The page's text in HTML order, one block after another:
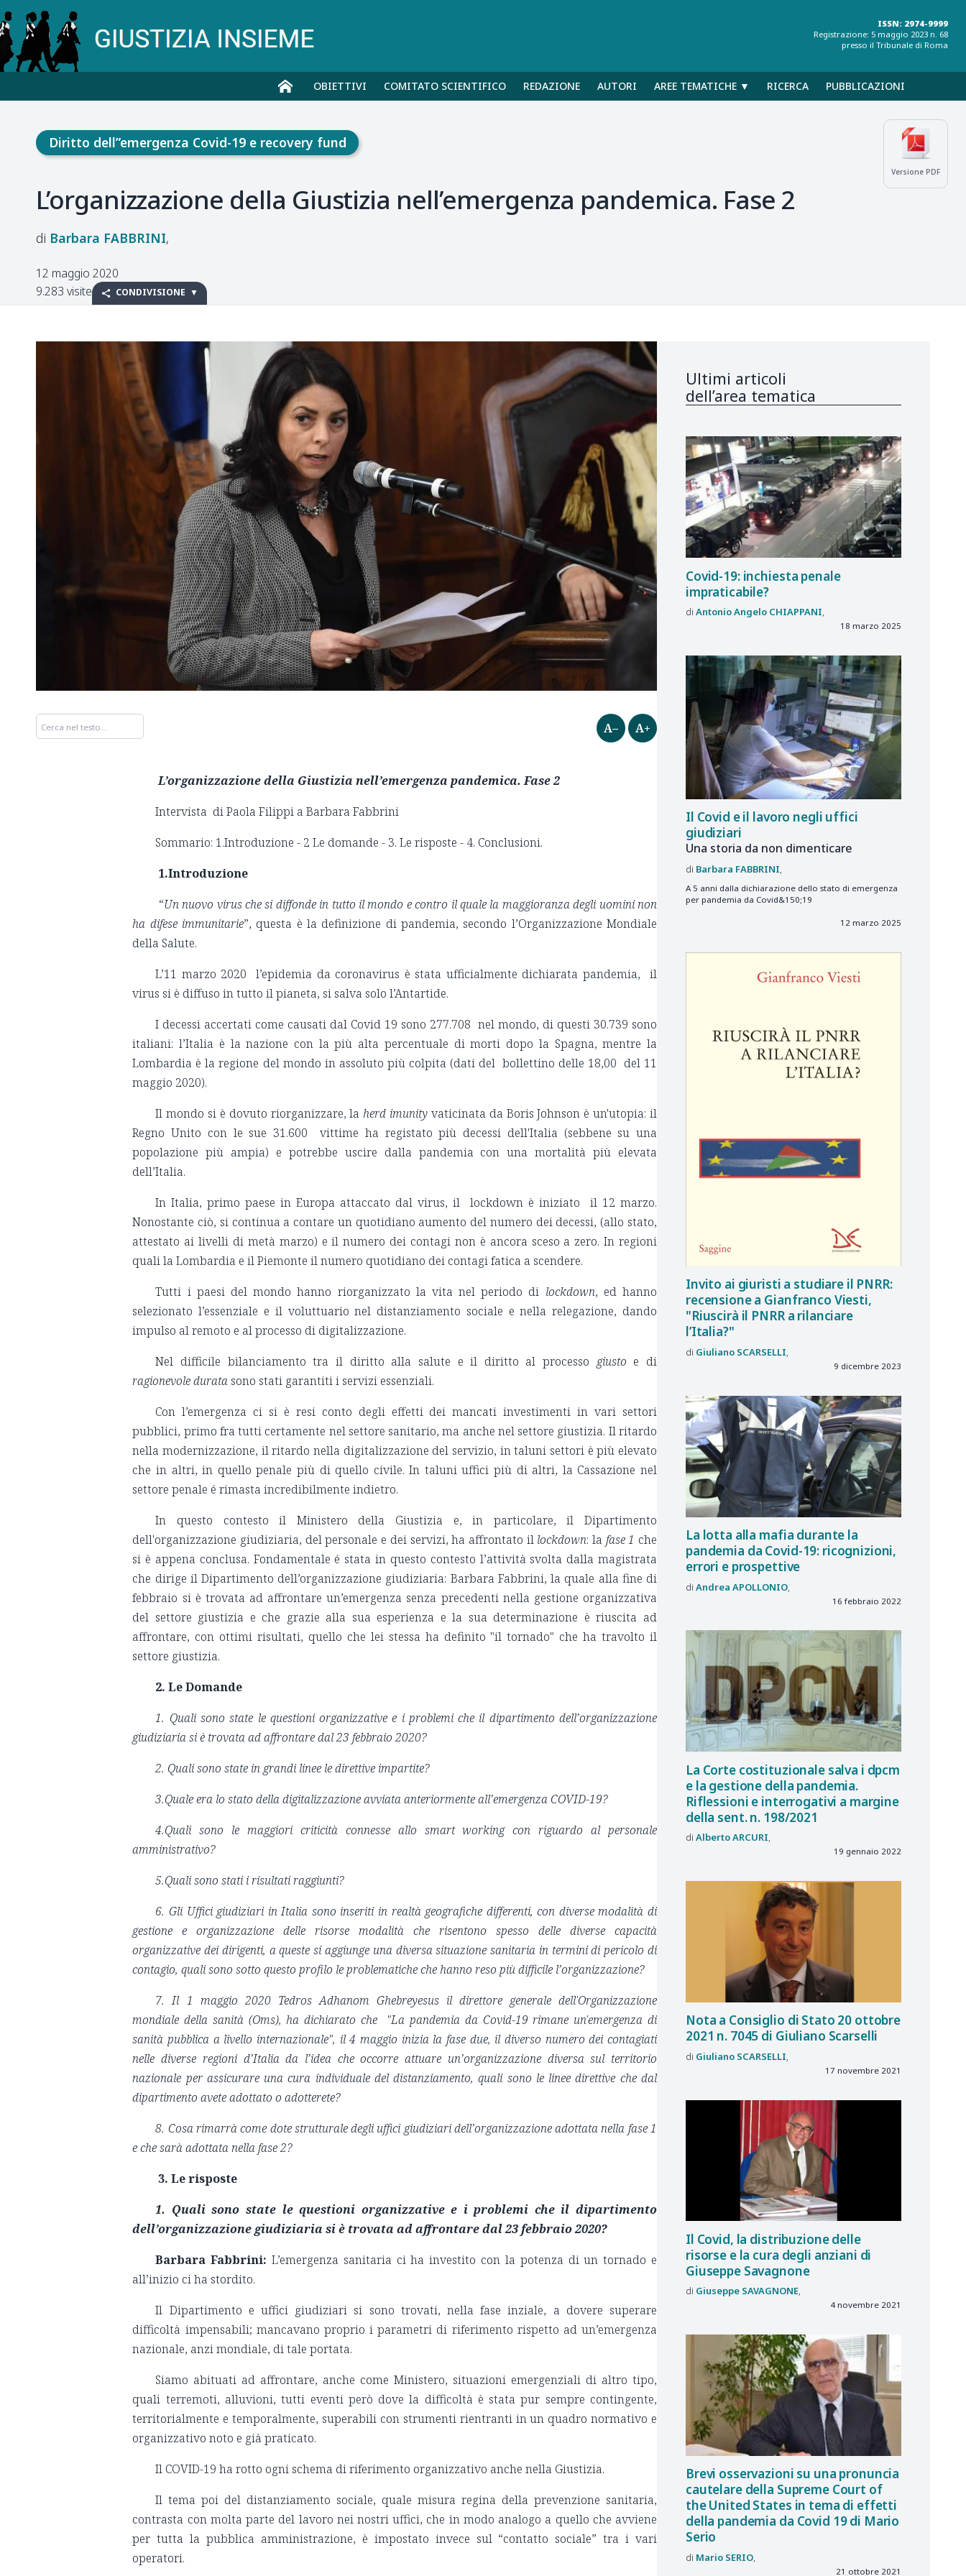
ISSN: 2974-9999
Registrazione: 5 maggio 2023 n. 68
presso il Tribunale di Roma
OBIETTIVI COMITATO SCIENTIFICO REDAZIONE AUTORI AREE TEMATICHE ▼ RICERCA PUBBLICAZIONI
Versione PDF
Diritto dell”emergenza Covid-19 e recovery fund
L’organizzazione della Giustizia nell’emergenza pandemica. Fase 2
Barbara FABBRINI
12 maggio 2020
9.283 visite
CONDIVISIONE
A– A+
L’organizzazione della Giustizia nell’emergenza pandemica. Fase 2
Intervista di Paola Filippi a Barbara Fabbrini
Sommario: 1.Introduzione - 2 Le domande - 3. Le risposte - 4. Conclusioni.
1.Introduzione
“Un nuovo virus che si diffonde in tutto il mondo e contro il quale la maggioranza degli uomini non
ha difese immunitarie”, questa è la definizione di pandemia, secondo l’Organizzazione Mondiale
della Salute.
L’11 marzo 2020 l’epidemia da coronavirus è stata ufficialmente dichiarata pandemia, il
virus si è diffuso in tutto il pianeta, si salva solo l’Antartide.
I decessi accertati come causati dal Covid 19 sono 277.708 nel mondo, di questi 30.739 sono
italiani: l’Italia è la nazione con la più alta percentuale di morti dopo la Spagna, mentre la
Lombardia è la regione del mondo in assoluto più colpita (dati del bollettino delle 18,00 del 11
maggio 2020).
Il mondo si è dovuto riorganizzare, laherd imunity vaticinata da Boris Johnson è un'utopia: il
Regno Unito con le sue 31.600 vittime ha registato più decessi dell'Italia (sebbene su una
popolazione più ampia) e potrebbe uscire dalla pandemia con una mortalità più elevata
dell’Italia.
In Italia, primo paese in Europa attaccato dal virus, il lockdown è iniziato il 12 marzo.
Nonostante ciò, si continua a contare un quotidiano aumento del numero dei decessi, (allo stato,
attestato ai livelli di metà marzo) e il numero dei contagi non è ancora sceso a zero. In regioni
quali la Lombardia e il Piemonte il numero quotidiano dei contagi fatica a scendere.
Tutti i paesi del mondo hanno riorganizzato la vita nel periodo di lockdown, ed hanno
selezionato l’essenziale e il voluttuario nel distanziamento sociale e nella relegazione, dando
impulso al remoto e al processo di digitalizzazione.
Nel difficile bilanciamento tra il diritto alla salute e il diritto al processo giusto e di
ragionevole durata sono stati garantiti i servizi essenziali.
Con l’emergenza ci si è resi conto degli effetti dei mancati investimenti in vari settori
pubblici, primo fra tutti certamente nel settore sanitario, ma anche nel settore giustizia. Il ritardo
nella modernizzazione, il ritardo nella digitalizzazione del servizio, in taluni settori è più elevato
che in altri, in quello penale più di quello civile. In taluni uffici più di altri, la Cassazione nel
settore penale é rimasta incredibilmente indietro.
In questo contesto il Ministero della Giustizia e, in particolare, il Dipartimento
dell'organizzazione giudiziaria, del personale e dei servizi, ha affrontato il lockdown: la fase 1 che
si è appena conclusa. Fondamentale é stata in questo contesto l’attività svolta dalla magistrata
che dirige il Dipartimento dell’organizzazione giudiziaria: Barbara Fabbrini, la quale alla fine di
febbraio si è trovata ad affrontare un’emergenza senza precedenti nella gestione organizzativa
del settore giustizia e che grazie alla sua esperienza e la sua determinazione è riuscita ad
affrontare, con ottimi risultati, quello che lei stessa ha definito "il tornado" che ha travolto il
settore giustizia.
2. Le Domande
1. Quali sono state le questioni organizzative e i problemi che il dipartimento dell’organizzazione
giudiziaria si è trovata ad affrontare dal 23 febbraio 2020?
2. Quali sono state in grandi linee le direttive impartite?
3.Quale era lo stato della digitalizzazione avviata anteriormente all’emergenza COVID-19?
4.Quali sono le maggiori criticità connesse allo smart working con riguardo al personale
amministrativo?
5.Quali sono stati i risultati raggiunti?
6. Gli Uffici giudiziari in Italia sono inseriti in realtà geografiche differenti, con diverse modalità di
gestione e organizzazione delle risorse modalità che risentono spesso delle diverse capacità
organizzative dei dirigenti, a queste si aggiunge una diversa situazione sanitaria in termini di pericolo di
contagio, quali sono sotto questo profilo le problematiche che hanno reso più difficile l’organizzazione?
7. Il 1 maggio 2020 Tedros Adhanom Ghebreyesus il direttore generale dell'Organizzazione
mondiale della sanità (Oms), ha dichiarato che "La pandemia da Covid-19 rimane un'emergenza di
sanità pubblica a livello internazionale", il 4 maggio inizia la fase due, il diverso numero dei contagiati
nelle diverse regioni d’Italia da l’idea che occorre attuare un’organizzazione diversa sul territorio
nazionale per assicurare una cura individuale del distanziamento, quali sono le linee direttive che dal
dipartimento avete adottato o adotterete?
8. Cosa rimarrà come dote strutturale degli uffici giudiziari dell’organizzazione adottata nella fase 1
e che sarà adottata nella fase 2?
3. Le risposte
1. Quali sono state le questioni organizzative e i problemi che il dipartimento
dell’organizzazione giudiziaria si è trovata ad affrontare dal 23 febbraio 2020?
Barbara Fabbrini: L’emergenza sanitaria ci ha investito con la potenza di un tornado e
all’inizio ci ha stordito.
Il Dipartimento e uffici giudiziari si sono trovati, nella fase inziale, a dovere superare
difficoltà impensabili; mancavano proprio i parametri di riferimento rispetto ad un’emergenza
nazionale, anzi mondiale, di tale portata.
Siamo abituati ad affrontare, anche come Ministero, situazioni emergenziali di altro tipo,
quali terremoti, alluvioni, tutti eventi però dove la difficoltà è stata pur sempre contingente,
territorialmente e temporalmente, superabili con strumenti rientranti in un quadro normativo e
organizzativo noto e già praticato.
Il COVID-19 ha rotto ogni schema di riferimento organizzativo anche nella Giustizia.
Il tema poi del distanziamento sociale, quale misura regina della prevenzione sanitaria,
contrasta con molta parte del lavoro nei nostri uffici, che in modo analogo a quello che avviene
per tutta la pubblica amministrazione, è impostato invece sul “contatto sociale” tra i vari
operatori.
Ultimi articoli
dell’area tematica
Covid-19: inchiesta penale
impraticabile?
Antonio Angelo CHIAPPANI
18 marzo 2025
Il Covid e il lavoro negli uffici
giudiziari
Una storia da non dimenticare
Barbara FABBRINI
A 5 anni dalla dichiarazione dello stato di emergenza
per pandemia da Covid&150;19
12 marzo 2025
Invito ai giuristi a studiare il PNRR:
recensione a Gianfranco Viesti,
"Riuscirà il PNRR a rilanciare
l’Italia?"
Giuliano SCARSELLI
9 dicembre 2023
La lotta alla mafia durante la
pandemia da Covid-19: ricognizioni,
errori e prospettive
Andrea APOLLONIO
16 febbraio 2022
La Corte costituzionale salva i dpcm
e la gestione della pandemia.
Riflessioni e interrogativi a margine
della sent. n. 198/2021
AlbertoARCURI
19 gennaio 2022
Nota a Consiglio di Stato 20 ottobre
2021 n. 7045 di Giuliano Scarselli
Giuliano SCARSELLI
17 novembre 2021
Il Covid, la distribuzione delle
risorse e la cura degli anziani di
Giuseppe Savagnone
Giuseppe SAVAGNONE
4 novembre 2021
Brevi osservazioni su una pronuncia
cautelare della Supreme Court of
the United States in tema di effetti
della pandemia da Covid 19 di Mario
Serio
Mario SERIO
21 ottobre 2021